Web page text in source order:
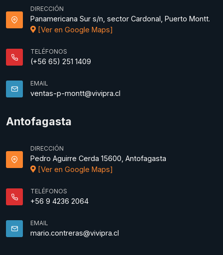
DIRECCIÓN
Panamericana Sur s/n, sector Cardonal, Puerto Montt.
[Ver en Google Maps]
TELÉFONOS
(+56 65) 251 1409
EMAIL
ventas-p-montt@vivipra.cl
Antofagasta
DIRECCIÓN
Pedro Aguirre Cerda 15600, Antofagasta
[Ver en Google Maps]
TELÉFONOS
+56 9 4236 2064
EMAIL
mario.contreras@vivipra.cl